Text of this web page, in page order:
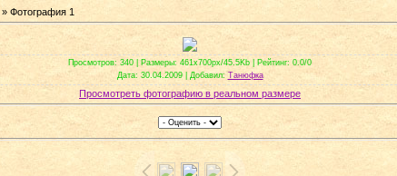
» Фотография 1
Просмотров: 340 | Размеры: 461x700px/45.5Kb | Рейтинг: 0.0/0
Дата: 30.04.2009 | Добавил: Танюфка
Просмотреть фотографию в реальном размере